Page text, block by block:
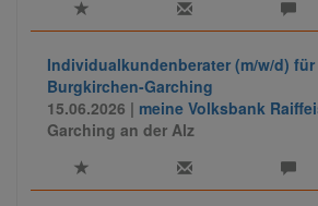
Individualkundenberater (m/w/d)
Burgkirchen-Garching
15.06.2026 | meine Volksbank
Garching an der Alz